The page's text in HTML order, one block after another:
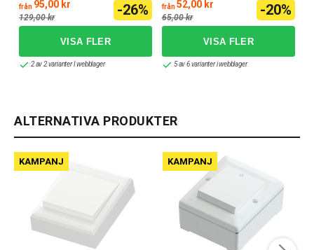
pol
från 95,00 kr
129,00 kr -26%
2 av 2 varianter I webblager
från52,00 kr
65,00 kr -20%
5 av 6 varianter i webblager
ALTERNATIVA PRODUKTER
KAMPANJ KAMPANJ